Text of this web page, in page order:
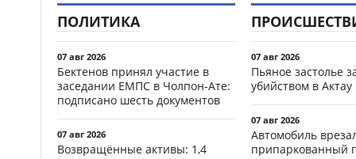
ПОЛИТИКА
07 авг 2026
Бектенов принял участие в
заседании ЕМПС в Чолпон-Ате:
подписано шесть документов
07 авг 2026
Возвращённые активы: 1,4
07 авг 2026
Пьяное застолье
убийством в Актау
07 авг 2026
Автомобиль
припаркованный